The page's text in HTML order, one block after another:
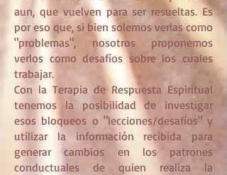
aun, que vuelven para ser resueltas. Es
por eso que, si bien solemos verlas como
"problemas", nosotros proponemos
verlos como desafíos sobre los cuales
trabajar.
Con la Terapia de Respuesta Espiritual
tenemos la posibilidad de investigar
esos bloqueos o "lecciones/desafíos" y
utilizar la información recibida para
generar cambios en los patrones
conductuales de quien realiza la